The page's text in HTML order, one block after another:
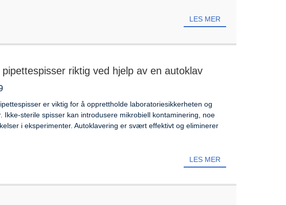
LES MER
riktig ved hjelp av en autoklav
er viktig for å opprettholde laboratoriesikkerheten og
Ikke-sterile spisser kan introdusere mikrobiell kontaminering, noe
i eksperimenter. Autoklavering er svært effektivt og eliminerer
LES MER